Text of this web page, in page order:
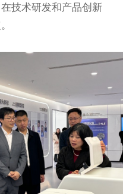
技术研发和产品创新